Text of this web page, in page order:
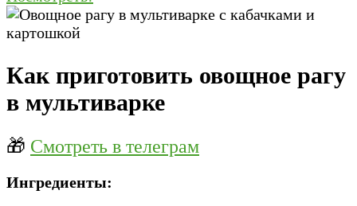
Как приготовить овощное рагу
в мультиварке
🎁 Смотреть в телеграм
Ингредиенты: